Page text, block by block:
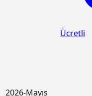
Ücretli
2026-Mayıs